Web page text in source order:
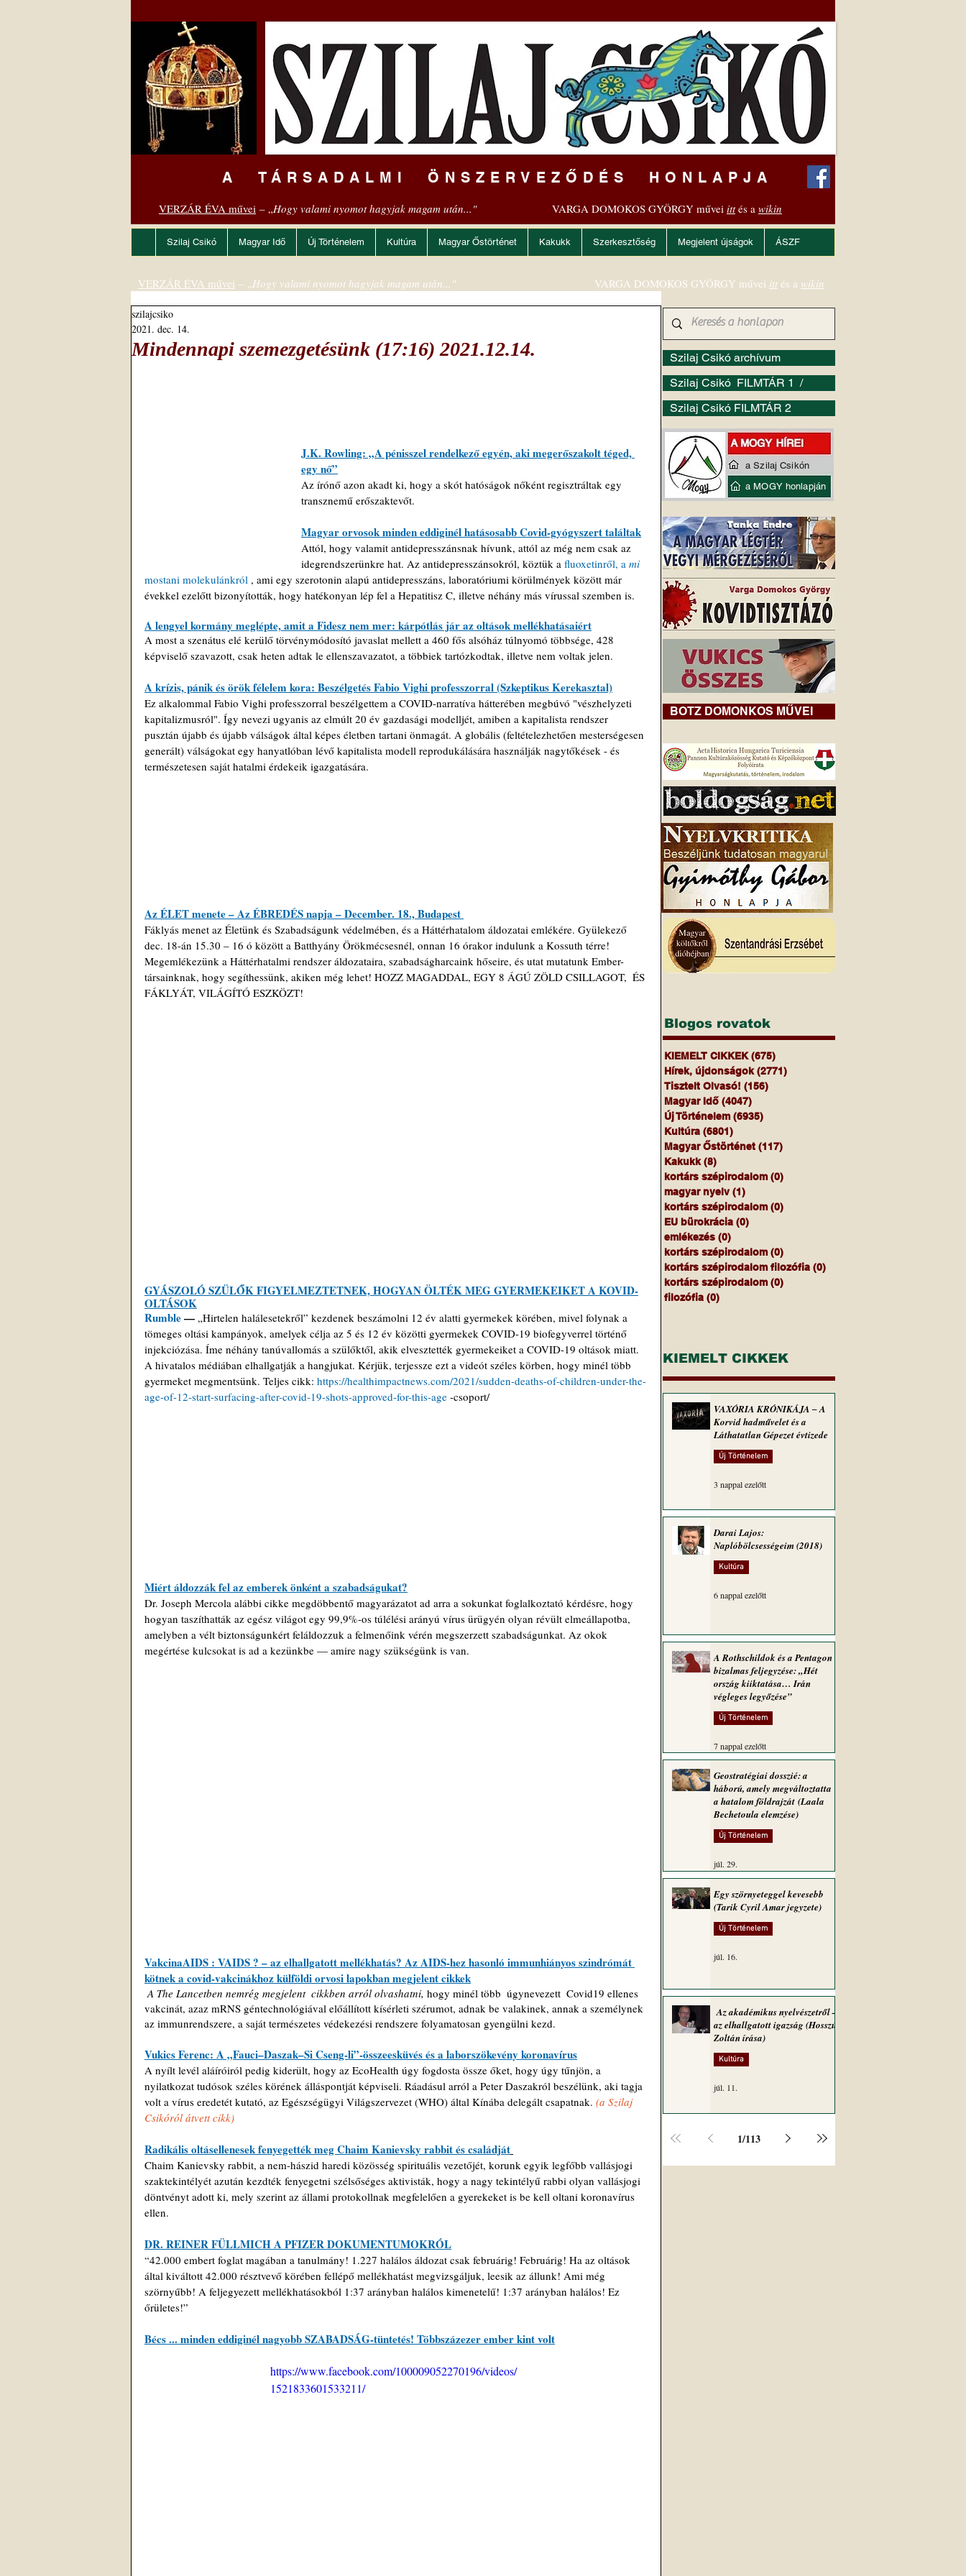
A TÁRSADALMI ÖNSZERVEZŐDÉS HONLAPJA
VERZÁR ÉVA művei – „Hogy valami nyomot hagyjak magam után..." VARGA DOMOKOS GYÖRGY művei ittés a wikin
Szilaj Csikó Magyar Idő Új Történelem Kultúra Magyar Őstörténet Kakukk Szerkesztőség Megjelent újságok ÁSZF
Mindennapi szemezgetésünk (17:16) 2021.12.14.
szilajcsiko
2021. dec. 14.
J.K. Rowling: „A pénisszel rendelkező egyén, aki megerőszakolt téged,
egy nő”
Az írónő azon akadt ki, hogy a skót hatóságok nőként regisztráltak egy
transznemű erőszaktevőt.
Magyar orvosok minden eddiginél hatásosabb Covid-gyógyszert találtak
Attól, hogy valamit antidepresszánsnak hívunk, attól az még nem csak az
idegrendszerünkre hat. Az antidepresszánsokról, köztük a fluoxetinről, a mi
mostani molekulánkról , ami egy szerotonin alapú antidepresszáns, laboratóriumi körülmények között már
évekkel ezelőtt bizonyították, hogy hatékonyan lép fel a Hepatitisz C, illetve néhány más vírussal szemben is.
A lengyel kormány meglépte, amit a Fidesz nem mer: kárpótlás jár az oltások mellékhatásaiért
A most a szenátus elé kerülő törvénymódosító javaslat mellett a 460 fős alsóház túlnyomó többsége, 428
képviselő szavazott, csak heten adtak le ellenszavazatot, a többiek tartózkodtak, illetve nem voltak jelen.
A krízis, pánik és örök félelem kora: Beszélgetés Fabio Vighi professzorral (Szkeptikus Kerekasztal)
Ez alkalommal Fabio Vighi professzorral beszélgettem a COVID-narratíva hátterében megbúvó "vészhelyzeti
kapitalizmusról". Így nevezi ugyanis az elmúlt 20 év gazdasági modelljét, amiben a kapitalista rendszer
pusztán újabb és újabb válságok által képes életben tartani önmagát. A globális (feltételezhetően mesterségesen
generált) válságokat egy hanyatlóban lévő kapitalista modell reprodukálására használják nagytőkések - és
természetesen saját hatalmi érdekeik igazgatására.
Az ÉLET menete – Az ÉBREDÉS napja – December. 18., Budapest
Fáklyás menet az Életünk és Szabadságunk védelmében, és a Háttérhatalom áldozatai emlékére. Gyülekező
dec. 18-án 15.30 – 16 ó között a Batthyány Örökmécsesnél, onnan 16 órakor indulunk a Kossuth térre!
Megemlékezünk a Háttérhatalmi rendszer áldozataira, szabadságharcaink hőseire, és utat mutatunk Ember-
társainknak, hogy segíthessünk, akiken még lehet! HOZZ MAGADDAL, EGY 8 ÁGÚ ZÖLD CSILLAGOT,  ÉS
FÁKLYÁT, VILÁGÍTÓ ESZKÖZT!
GYÁSZOLÓ SZÜLŐK FIGYELMEZTETNEK, HOGYAN ÖLTÉK MEG GYERMEKEIKET A KOVID-
OLTÁSOK
Rumble — „Hirtelen halálesetekről” kezdenek beszámolni 12 év alatti gyermekek körében, mivel folynak a
tömeges oltási kampányok, amelyek célja az 5 és 12 év közötti gyermekek COVID-19 biofegyverrel történő
injekciózása. Íme néhány tanúvallomás a szülőktől, akik elvesztették gyermekeiket a COVID-19 oltások miatt.
A hivatalos médiában elhallgatják a hangjukat. Kérjük, terjessze ezt a videót széles körben, hogy minél több
gyermeket megmentsünk. Teljes cikk: https://healthimpactnews.com/2021/sudden-deaths-of-children-under-the-
age-of-12-start-surfacing-after-covid-19-shots-approved-for-this-age -csoport/
Miért áldozzák fel az emberek önként a szabadságukat?
Dr. Joseph Mercola alábbi cikke megdöbbentő magyarázatot ad arra a sokunkat foglalkoztató kérdésre, hogy
hogyan taszíthatták az egész világot egy 99,9%-os túlélési arányú vírus ürügyén olyan révült elmeállapotba,
amelyben a vélt biztonságunkért feláldozzuk a felmenőink vérén megszerzett szabadságunkat. Az okok
megértése kulcsokat is ad a kezünkbe — amire nagy szükségünk is van.
VakcinaAIDS : VAIDS ? – az elhallgatott mellékhatás? Az AIDS-hez hasonló immunhiányos szindrómát
kötnek a covid-vakcinákhoz külföldi orvosi lapokban megjelent cikkek
A The Lancetben nemrég megjelent  cikkben arról olvashatni, hogy minél több  úgynevezett  Covid19 ellenes
vakcinát, azaz mRNS géntechnológiával előállított kísérleti szérumot, adnak be valakinek, annak a személynek
az immunrendszere, a saját természetes védekezési rendszere folyamatosan gyengülni kezd.
Vukics Ferenc: A „Fauci–Daszak–Si Cseng-li”-összeesküvés és a laborszökevény koronavírus
A nyílt levél aláíróiról pedig kiderült, hogy az EcoHealth úgy fogdosta össze őket, hogy úgy tűnjön, a
nyilatkozat tudósok széles körének álláspontját képviseli. Ráadásul arról a Peter Daszakról beszélünk, aki tagja
volt a vírus eredetét kutató, az Egészségügyi Világszervezet (WHO) által Kínába delegált csapatnak. (a Szilaj
Csikóról átvett cikk)
Radikális oltásellenesek fenyegették meg Chaim Kanievsky rabbit és családját
Chaim Kanievsky rabbit, a nem-hászid haredi közösség spirituális vezetőjét, korunk egyik legfőbb vallásjogi
szaktekintélyét azután kezdték fenyegetni szélsőséges aktivisták, hogy a nagy tekintélyű rabbi olyan vallásjogi
döntvényt adott ki, mely szerint az állami protokollnak megfelelően a gyerekeket is be kell oltani koronavírus
ellen.
DR. REINER FÜLLMICH A PFIZER DOKUMENTUMOKRÓL
“42.000 embert foglat magában a tanulmány! 1.227 halálos áldozat csak februárig! Februárig! Ha az oltások
által kiváltott 42.000 résztvevő körében fellépő mellékhatást megvizsgáljuk, leesik az állunk! Ami még
szörnyűbb! A feljegyezett mellékhatásokból 1:37 arányban halálos kimenetelű! 1:37 arányban halálos! Ez
őrületes!”
Bécs ... minden eddiginél nagyobb SZABADSÁG-tüntetés! Többszázezer ember kint volt
https://www.facebook.com/100009052270196/videos/
1521833601533211/
Szilaj Csikó archívum
Szilaj Csikó FILMTÁR 1 /
Szilaj Csikó FILMTÁR 2
VERZÁR ÉVA művei – „Hogy valami nyomot hagyjak magam után..." VARGA DOMOKOS GYÖRGY művei itt és a wikin
BOTZ DOMONKOS MŰVEI
Blogos rovatok
KIEMELT CIKKEK (675)
Hírek, újdonságok (2771)
Tisztelt Olvasó! (156)
Magyar Idő (4047)
Új Történelem (6935)
Kultúra (6801)
Magyar Őstörténet (117)
Kakukk (8)
kortárs szépirodalom (0)
magyar nyelv (1)
kortárs szépirodalom (0)
EU bürokrácia (0)
emlékezés (0)
kortárs szépirodalom (0)
kortárs szépirodalom filozófia (0)
kortárs szépirodalom (0)
filozófia (0)
KIEMELT CIKKEK
VAXÓRIA KRÓNIKÁJA ‒ A
Korvid hadművelet és a
Láthatatlan Gépezet évtizede
Új Történelem
3 nappal ezelőtt
Darai Lajos:
Naplóbölcsességeim (2018)
Kultúra
6 nappal ezelőtt
A Rothschildok és a Pentagon
bizalmas feljegyzése: „Hét
ország kiiktatása… Irán
végleges legyőzése”
Új Történelem
7 nappal ezelőtt
Geostratégiai dosszié: a
háború, amely megváltoztatta
a hatalom földrajzát (Laala
Bechetoula elemzése)
Új Történelem
júl. 29.
Egy szörnyeteggel kevesebb
(Tarik Cyril Amar jegyzete)
Új Történelem
júl. 16.
Az akadémikus nyelvészetről –
az elhallgatott igazság (Hosszú
Zoltán írása)
Kultúra
júl. 11.
1/113
a Szilaj Csikón
a MOGY honlapján